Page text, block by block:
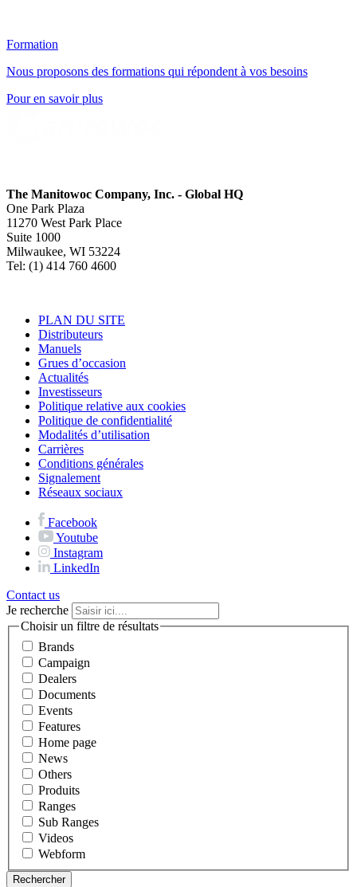
Formation
Nous proposons des formations qui répondent à vos besoins
Pour en savoir plus
The Manitowoc Company, Inc. - Global HQ
One Park Plaza
11270 West Park Place
Suite 1000
Milwaukee, WI 53224
Tel: (1) 414 760 4600
PLAN DU SITE
Distributeurs
Manuels
Grues d’occasion
Actualités
Investisseurs
Politique relative aux cookies
Politique de confidentialité
Modalités d’utilisation
Carrières
Conditions générales
Signalement
Réseaux sociaux
Facebook
Youtube
Instagram
LinkedIn
Contact us
Je recherche
Choisir un filtre de résultats
Brands
Campaign
Dealers
Documents
Events
Features
Home page
News
Others
Produits
Ranges
Sub Ranges
Videos
Webform